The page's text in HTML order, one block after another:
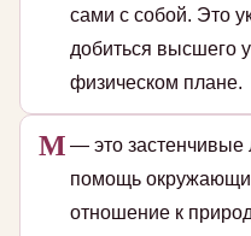
сами с собой. Это
добиться высшего
физическом плане.
М — это застенчивые
помощь
отношение к